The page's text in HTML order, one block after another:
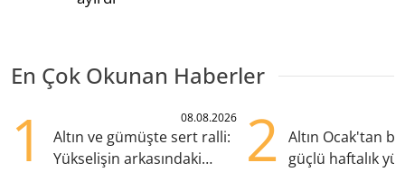
En Çok Okunan Haberler
1 08.08.2026
Altın ve gümüşte sert ralli:
Yükselişin arkasındaki
2
Altın Ocak'tan
güçlü haftalık